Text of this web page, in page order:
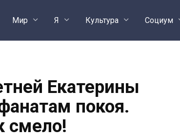
Мир Я Культура Социум
Екатерины
покоя.
смело!